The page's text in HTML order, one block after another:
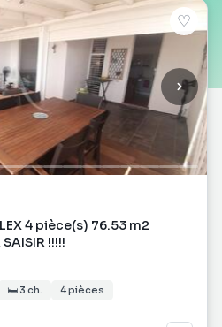
♡
4 pièce(s) 76.53 m2
SAISIR !!!!!
🛏 3 ch. 4 pièces